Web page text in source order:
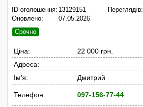
ID оголошення: 13129151
Оновлено:
07.05.2026
Переглядів:
Срочно
Ціна:
22 000 грн.
Адреса:
Ім'я:
Дмитрий
Телефон: 097-156-77-44